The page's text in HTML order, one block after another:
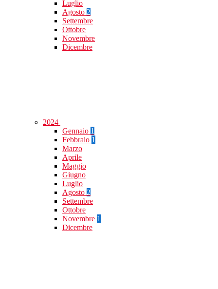
Luglio
Agosto 2
Settembre
Ottobre
Novembre
Dicembre
2024
Gennaio 1
Febbraio 1
Marzo
Aprile
Maggio
Giugno
Luglio
Agosto 2
Settembre
Ottobre
Novembre 1
Dicembre